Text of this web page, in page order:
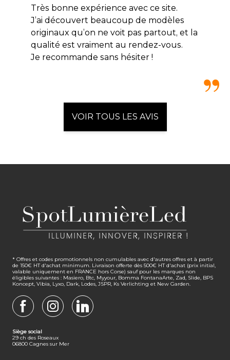
Très bonne expérience avec ce site.
J’ai découvert beaucoup de modèles
originaux qu’on ne voit pas partout, et la
qualité est vraiment au rendez-vous.
Je recommande sans hésiter !
VOIR TOUS LES AVIS
* Offres et codes promotionnels non cumulables avec d'autres offres et à partir
de 150€ HT d'achat minimum. Livraison offerte dès 500€ HT d'achat (prix initial,
valable uniquement en FRANCE hors Corse) sauf pour les marques non
éligibles suivantes : Masiero, Btc, Myyour, Bomma FontanaArte, Zad, Slide, BPS
Koncept, Vibia, Lyxo, Dark, Lodes, JSPR, Ks Verlichting et New Garden.
Siège social
29 ch des Roseaux
06800 Cagnes sur Mer